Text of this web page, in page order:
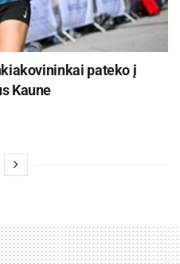
pateko į
Kaune